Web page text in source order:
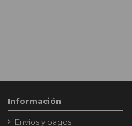
Información
Envíos y pagos